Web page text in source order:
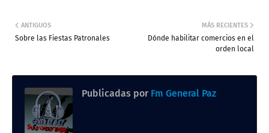
MÁS RECIENTES
Dónde habilitar comercios en el
orden local
ANTIGUOS
Sobre las Fiestas Patronales
Publicadas por Fm General Paz